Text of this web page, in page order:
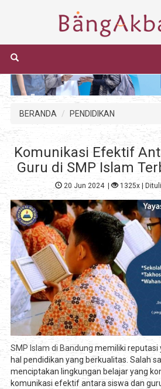
BERANDA PENDIDIKAN
Komunikasi Efektif
Guru di SMP Islam
20 Jun 2024| 1325x|
SMP Islam di Bandungmemiliki reputasi
hal pendidikan yang berkualitas. Salah
menciptakan lingkungan belajar yang
komunikasi efektif antara siswa dan